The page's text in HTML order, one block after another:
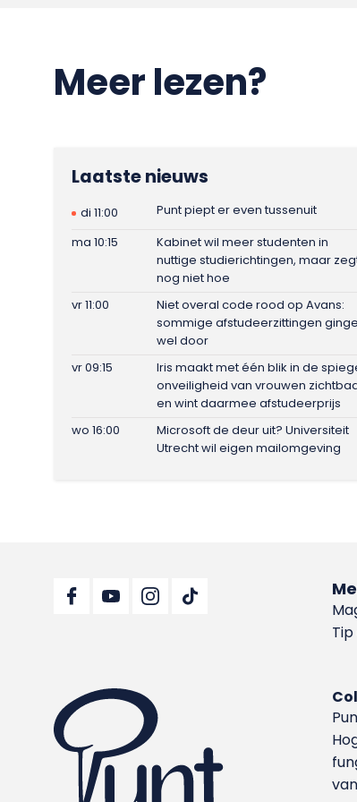
Meer lezen?
Laatste nieuws
di 11:00
Punt piept er even tussenuit
ma 10:15
Kabinet wil meer studenten in
nuttige studierichtingen, maar
nog niet hoe
vr 11:00
Niet overal code rood op Avans:
sommige afstudeerzittingen
wel door
vr 09:15
Iris maakt met één blik in de
onveiligheid van vrouwen
en wint daarmee afstudeerprijs
wo 16:00
Microsoft de deur uit? Universiteit
Utrecht wil eigen mailomgeving